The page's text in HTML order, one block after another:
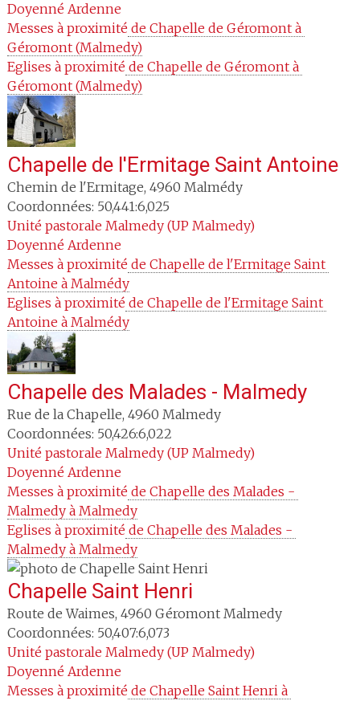
Doyenné Ardenne
Messes à proximité de Chapelle de Géromont à
Géromont (Malmedy)
Eglises à proximité de Chapelle de Géromont à
Géromont (Malmedy)
Chapelle de l'Ermitage Saint Antoine
Chemin de l'Ermitage, 4960 Malmédy
Coordonnées: 50,441:6,025
Unité pastorale Malmedy (UP Malmedy)
Doyenné Ardenne
Messes à proximité de Chapelle de l'Ermitage Saint
Antoine à Malmédy
Eglises à proximité de Chapelle de l'Ermitage Saint
Antoine à Malmédy
Chapelle des Malades - Malmedy
Rue de la Chapelle, 4960 Malmedy
Coordonnées: 50,426:6,022
Unité pastorale Malmedy (UP Malmedy)
Doyenné Ardenne
Messes à proximité de Chapelle des Malades -
Malmedy à Malmedy
Eglises à proximité de Chapelle des Malades -
Malmedy à Malmedy
Chapelle Saint Henri
Route de Waimes, 4960 Géromont Malmedy
Coordonnées: 50,407:6,073
Unité pastorale Malmedy (UP Malmedy)
Doyenné Ardenne
Messes à proximité de Chapelle Saint Henri à